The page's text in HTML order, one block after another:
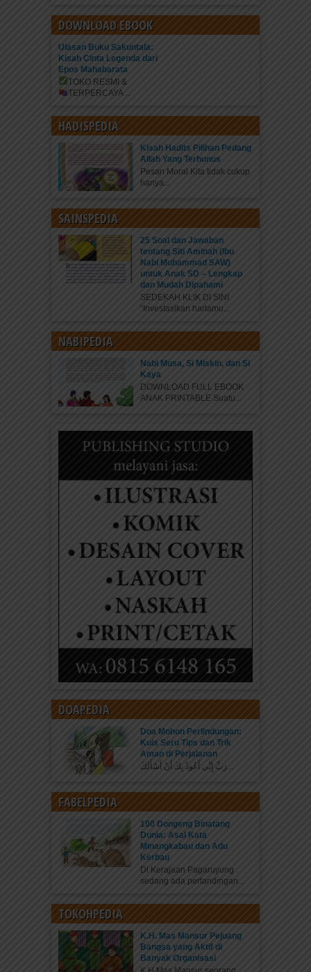
DOWNLOAD EBOOK
Ulasan Buku Sakuntala:
Kisah Cinta Legenda dari
Epos Mahabarata
TOKO RESMI &
TERPERCAYA
HADISPEDIA
Kisah Hadits Pilihan Pedang
Allah Yang Terhunus
Pesan Moral Kita tidak cukup
hanya...
SAINSPEDIA
25 Soal dan Jawaban
tentang Siti Aminah (Ibu
Nabi Muhammad SAW)
untuk Anak SD – Lengkap
dan Mudah Dipahami
SEDEKAH KLIK DI SINI
“Investasikan hartamu...
NABIPEDIA
Nabi Musa, Si Miskin, dan Si
Kaya
DOWNLOAD FULL EBOOK
ANAK PRINTABLE Suatu...
DOAPEDIA
Doa Mohon Perlindungan:
Kuis Seru Tips dan Trik
Aman di Perjalanan
FABELPEDIA
100 Dongeng Binatang
Dunia: Asal Kata
Minangkabau dan Adu
Kerbau
Di Kerajaan Pagaruyung
sedang ada pertandingan...
TOKOHPEDIA
K.H. Mas Mansur Pejuang
Bangsa yang Aktif di
Banyak Organisasi